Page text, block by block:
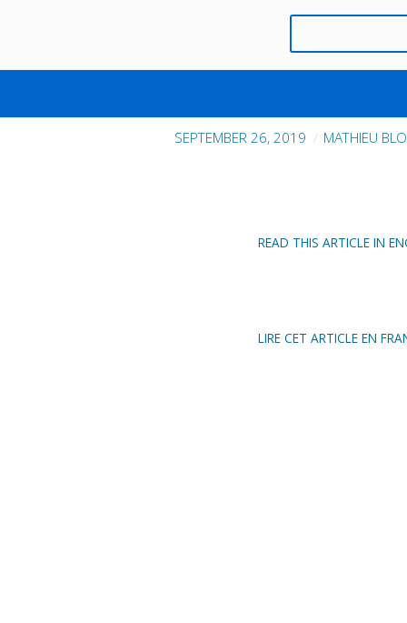
EIN INTERVIEW ÜBER DAS
SEPTEMBER 26, 2019 MATHIEU
READ THIS ARTICLE IN
LIRE CET ARTICLE EN